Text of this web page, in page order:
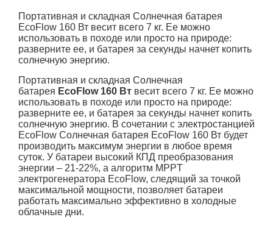
Портативная и складная Солнечная батарея
EcoFlow 160 Вт весит всего 7 кг. Ее можно
использовать в походе или просто на природе:
разверните ее, и батарея за секунды начнет копить
солнечную энергию.
Портативная и складная Солнечная
батарея EcoFlow 160 Вт весит всего 7 кг. Ее можно
использовать в походе или просто на природе:
разверните ее, и батарея за секунды начнет копить
солнечную энергию. В сочетании с электростанцией
EcoFlow Солнечная батарея EcoFlow 160 Вт будет
производить максимум энергии в любое время
суток. У батареи высокий КПД преобразования
энергии – 21-22%, а алгоритм MPPT
электрогенератора EcoFlow, следящий за точкой
максимальной мощности, позволяет батареи
работать максимально эффективно в холодные
облачные дни.